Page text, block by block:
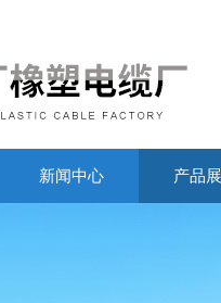
新闻中心 产品